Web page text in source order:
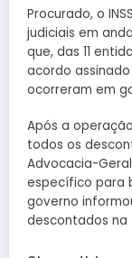
Procurado, o
judiciais em
que, das 11
acordo
ocorreram em
Após a
todos os
Advocacia-
específico para
governo
descontados